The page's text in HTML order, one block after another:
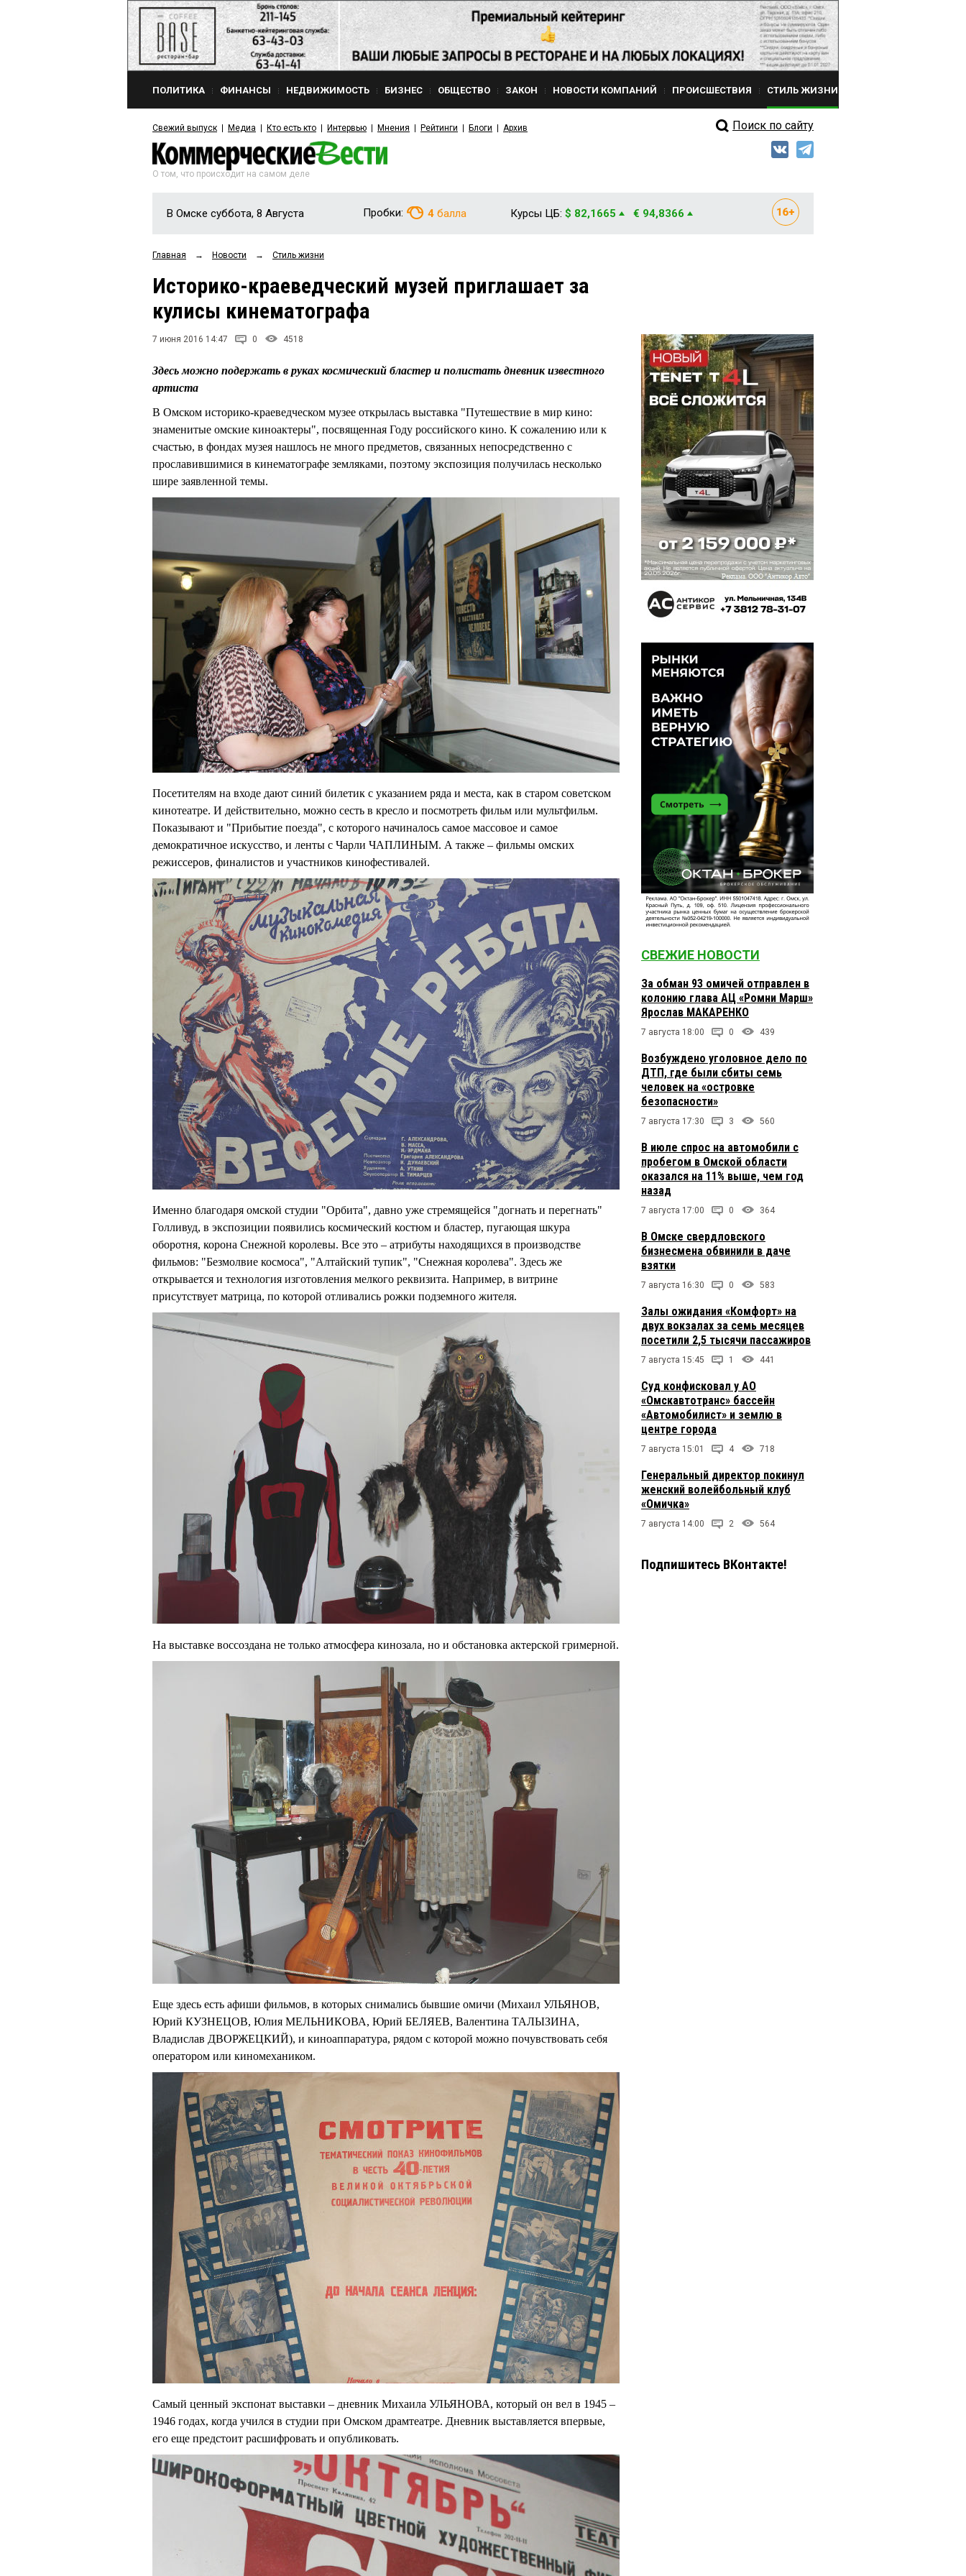
ПОЛИТИКА ФИНАНСЫ НЕДВИЖИМОСТЬ БИЗНЕС ОБЩЕСТВО ЗАКОН НОВОСТИ КОМПАНИЙ ПРОИСШЕСТВИЯ СТИЛЬ ЖИЗНИ
Свежий выпуск Медиа Кто есть кто Интервью Мнения Рейтинги Блоги Архив Поиск по сайту
О том, что происходит на самом деле
В Омске суббота, 8 Августа Пробки: 4 балла Курсы ЦБ: $ 82,1665 € 94,8366
Главная → Новости → Стиль жизни
Историко-краеведческий музей приглашает за
кулисы кинематографа
7 июня 2016 14:47 0 4518
Здесь можно подержать в руках космический бластер и полистать дневник известного
артиста
В Омском историко-краеведческом музее открылась выставка "Путешествие в мир кино:
знаменитые омские киноактеры", посвященная Году российского кино. К сожалению или к
счастью, в фондах музея нашлось не много предметов, связанных непосредственно с
прославившимися в кинематографе земляками, поэтому экспозиция получилась несколько
шире заявленной темы.
Посетителям на входе дают синий билетик с указанием ряда и места, как в старом советском
кинотеатре. И действительно, можно сесть в кресло и посмотреть фильм или мультфильм.
Показывают и "Прибытие поезда", с которого начиналось самое массовое и самое
демократичное искусство, и ленты с Чарли ЧАПЛИНЫМ. А также – фильмы омских
режиссеров, финалистов и участников кинофестивалей.
Именно благодаря омской студии "Орбита", давно уже стремящейся "догнать и перегнать"
Голливуд, в экспозиции появились космический костюм и бластер, пугающая шкура
оборотня, корона Снежной королевы. Все это – атрибуты находящихся в производстве
фильмов: "Безмолвие космоса", "Алтайский тупик", "Снежная королева". Здесь же
открывается и технология изготовления мелкого реквизита. Например, в витрине
присутствует матрица, по которой отливались рожки подземного жителя.
На выставке воссоздана не только атмосфера кинозала, но и обстановка актерской гримерной.
Еще здесь есть афиши фильмов, в которых снимались бывшие омичи (Михаил УЛЬЯНОВ,
Юрий КУЗНЕЦОВ, Юлия МЕЛЬНИКОВА, Юрий БЕЛЯЕВ, Валентина ТАЛЫЗИНА,
Владислав ДВОРЖЕЦКИЙ), и киноаппаратура, рядом с которой можно почувствовать себя
оператором или киномехаником.
Самый ценный экспонат выставки – дневник Михаила УЛЬЯНОВА, который он вел в 1945 –
1946 годах, когда учился в студии при Омском драмтеатре. Дневник выставляется впервые,
его еще предстоит расшифровать и опубликовать.
СВЕЖИЕ НОВОСТИ
За обман 93 омичей отправлен в
колонию глава АЦ «Ромни Марш»
Ярослав МАКАРЕНКО
7 августа 18:00 0 439
Возбуждено уголовное дело по
ДТП, где были сбиты семь
человек на «островке
безопасности»
7 августа 17:30 3 560
В июле спрос на автомобили с
пробегом в Омской области
оказался на 11% выше, чем год
назад
7 августа 17:00 0 364
В Омске свердловского
бизнесмена обвинили в даче
взятки
7 августа 16:30 0 583
Залы ожидания «Комфорт» на
двух вокзалах за семь месяцев
посетили 2,5 тысячи пассажиров
7 августа 15:45 1 441
Суд конфисковал у АО
«Омскавтотранс» бассейн
«Автомобилист» и землю в
центре города
7 августа 15:01 4 718
Генеральный директор покинул
женский волейбольный клуб
«Омичка»
7 августа 14:00 2 564
Подпишитесь ВКонтакте!